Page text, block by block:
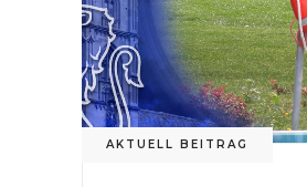
AKTUELL BEITRAG